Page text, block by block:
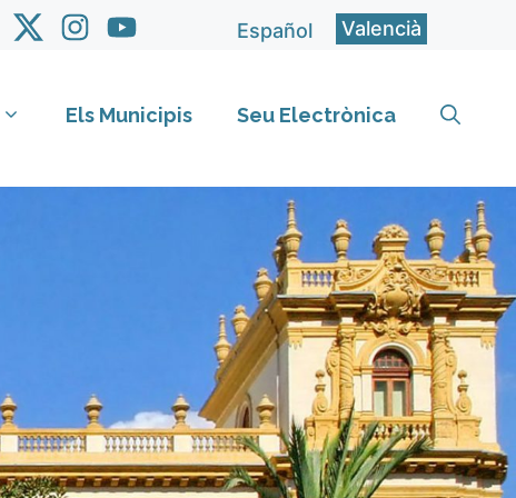
Español Valencià
Els Municipis Seu Electrònica